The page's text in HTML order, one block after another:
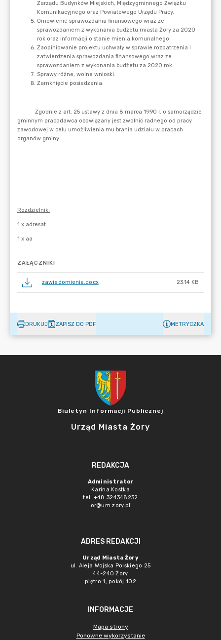
ZAŁĄCZNIKI
zawiadomienie.docx 23.14 KB
DRUKUJ ZAPISZ DO PDF METRYCZKA
Biuletyn Informacji Publicznej
Urząd Miasta Żory
REDAKCJA
Administrator
Karina Kostka
tel. +48 324348232
or@um.zory.pl
ADRES REDAKCJI
Urząd Miasta Żory
ul. Aleja Wojska Polskiego 25
44-240 Żory
piętro 1, pokój 102
INFORMACJE
Mapa strony
Ponowne wykorzystanie